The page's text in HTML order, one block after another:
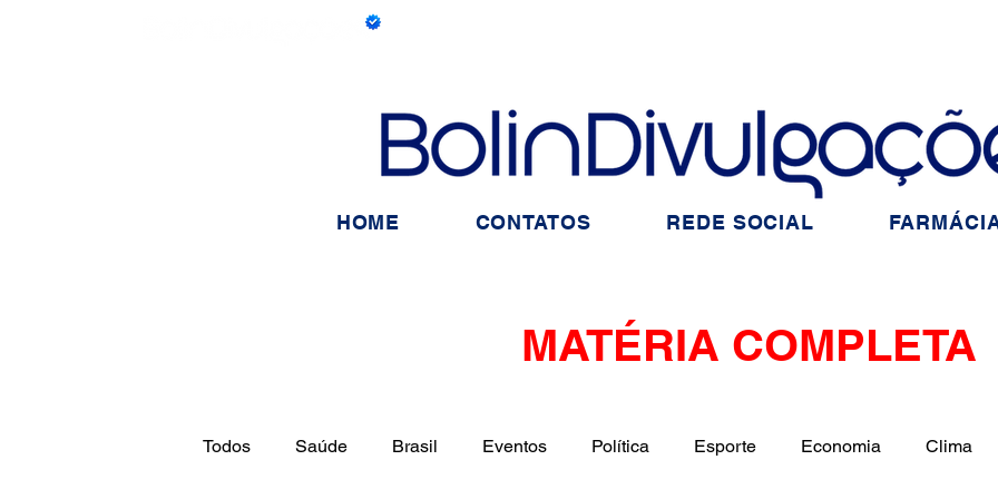
MATÉRIA COMPLETA
Todos Saúde Brasil Eventos Política Esporte Economia Clima
HOME CONTATOS REDE SOCIAL